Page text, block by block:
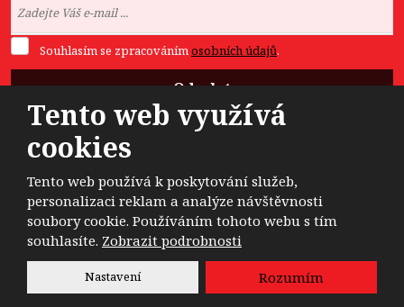
Souhlasím se zpracovánímosobních údajů.
Odeslat
Formulář
se
nepodařilo
odeslat.© 2026, Dobrá Nálada, a.s. - všechna práva vyhrazena
VytvořilaeBRÁNA
Tento web využívá
cookies
Tento web používá k poskytování služeb,
personalizaci reklam a analýze návštěvnosti
soubory cookie. Používáním tohoto webu s tím
souhlasíte. Zobrazit podrobnosti
Nastavení Rozumím